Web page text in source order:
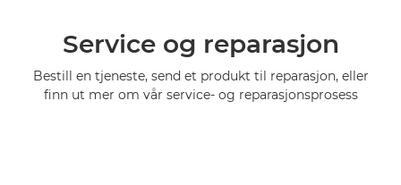
Service og reparasjon
Bestill en tjeneste, send et produkt til reparasjon, eller
finn ut mer om vår service- og reparasjonsprosess